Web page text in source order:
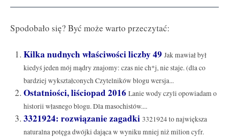
Spodobało się? Być może warto przeczytać:
Kilka nudnych właściwości liczby 49 Jak mawiał był
kiedyś jeden mój mądry znajomy: czas nie ch*j, nie staje. (dla co
bardziej wykształconych Czytelników blogu wersja...
Ostatniości, liściopad 2016 Lanie wody czyli opowiadam o
historii własnego blogu. Dla masochistów....
3321924: rozwiązanie zagadki 3321924 to największa
naturalna potęga dwójki dająca w wyniku mniej niż milion cyfr.